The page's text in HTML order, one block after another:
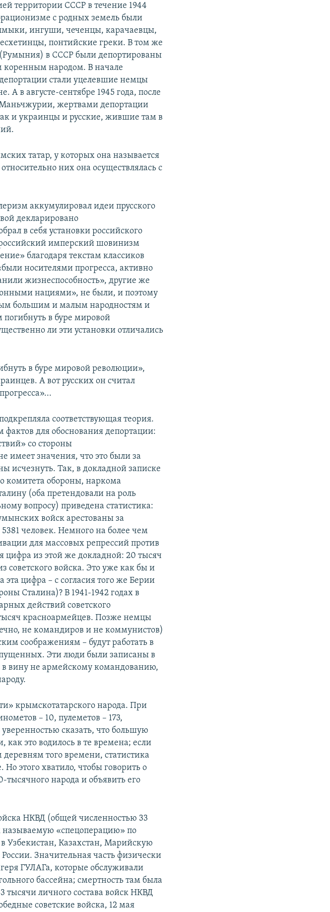
территории СССР в течение 1944
с родных земель были
ингуши, чеченцы, карачаевцы,
понтийские греки. В том же
(Румыния) в СССР были депортированы
народом. В начале
стали уцелевшие немцы
А в августе-сентябре 1945 года, после
жертвами депортации
и украинцы и русские, жившие там в
татар, у которых она называется
них она осуществлялась с
аккумулировал идеи прусского
декларировано
в себя установки российского
имперский шовинизм
благодаря текстам классиков
носителями прогресса, активно
жизнеспособность», другие же
нациями», не были, и поэтому
большим и малым народностям и
в буре мировой
ли эти установки отличались
в буре мировой революции»,
А вот русских он считал
соответствующая теория.
для обоснования депортации:
со стороны
имеет значения, что это были за
исчезнуть. Так, в докладной записке
комитета обороны, наркома
(оба претендовали на роль
вопросу) приведена статистика:
войск арестованы за
человек. Немного на более чем
для массовых репрессий против
цифра из этой же докладной: 20 тысяч
советского войска. Это уже как бы и
цифра – с согласия того же Берии
Сталина)? В 1941-1942 годах в
действий советского
красноармейцев. Позже немцы
не командиров и не коммунистов)
соображениям – будут работать в
Эти люди были записаны в
в вину не армейскому командованию,
крымскотатарского народа. При
– 10, пулеметов – 173,
сказать, что большую
это водилось в те времена; если
того времени, статистика
этого хватило, чтобы говорить о
народа и объявить его
НКВД (общей численностью 33
«спецоперацию» по
Узбекистан, Казахстан, Марийскую
Значительная часть физически
ГУЛАГа, которые обслуживали
бассейна; смертность там была
тысячи личного состава войск НКВД
советские войска, 12 мая